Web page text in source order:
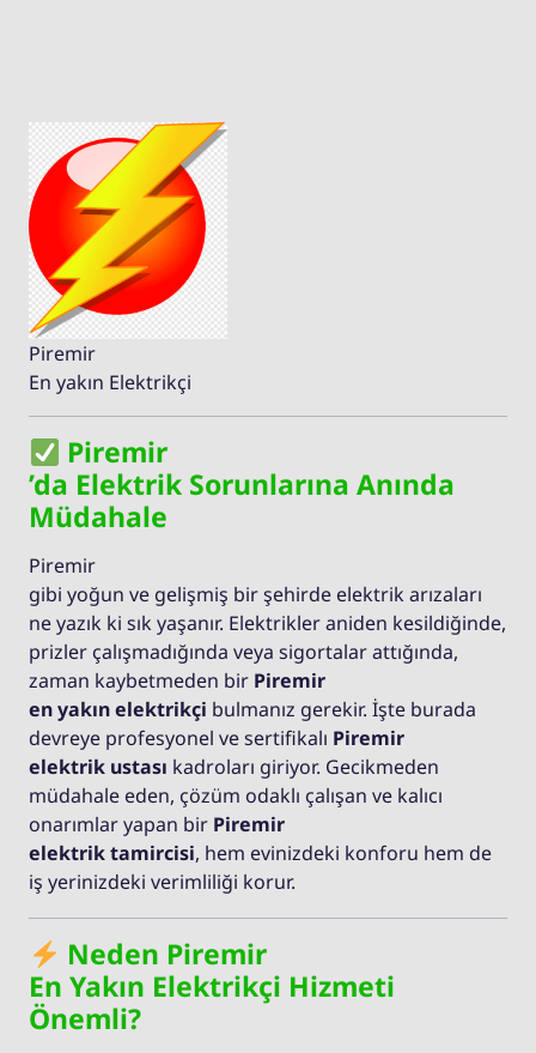
Piremir
En yakın Elektrikçi
Piremir
’da Elektrik Sorunlarına Anında
Müdahale
Piremir
gibi yoğun ve gelişmiş bir şehirde elektrik arızaları
ne yazık ki sık yaşanır. Elektrikler aniden kesildiğinde,
prizler çalışmadığında veya sigortalar attığında,
zaman kaybetmeden bir Piremir
en yakın elektrikçi bulmanız gerekir. İşte burada
devreye profesyonel ve sertifikalı Piremir
elektrik ustası kadroları giriyor. Gecikmeden
müdahale eden, çözüm odaklı çalışan ve kalıcı
onarımlar yapan bir Piremir
elektrik tamircisi, hem evinizdeki konforu hem de
iş yerinizdeki verimliliği korur.
Neden Piremir
En Yakın Elektrikçi Hizmeti
Önemli?